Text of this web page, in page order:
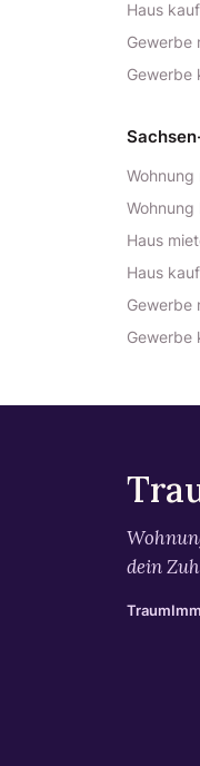
Haus
Gewerbe
Gewerbe
Wohnung
Wohnung
Haus
Haus
Gewerbe
Gewerbe
dein